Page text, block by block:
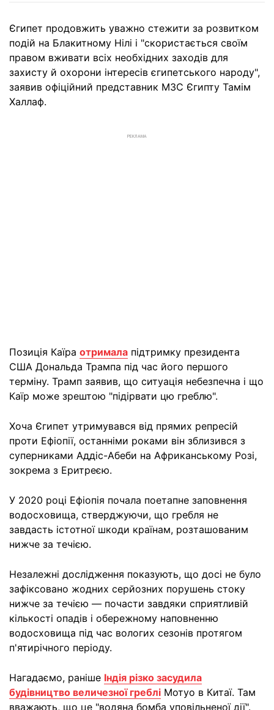
Єгипет продовжить уважно стежити за розвитком
подій на Блакитному Нілі і "скористається своїм
правом вживати всіх необхідних заходів для
захисту й охорони інтересів єгипетського народу",
заявив офіційний представник МЗС Єгипту Тамім
Халлаф.
РЕКЛАМА
Позиція Каїра отримала підтримку президента
США Дональда Трампа під час його першого
терміну. Трамп заявив, що ситуація небезпечна і що
Каїр може зрештою "підірвати цю греблю".
Хоча Єгипет утримувався від прямих репресій
проти Ефіопії, останніми роками він зблизився з
суперниками Аддіс-Абеби на Африканському Розі,
зокрема з Еритреєю.
У 2020 році Ефіопія почала поетапне заповнення
водосховища, стверджуючи, що гребля не
завдасть істотної шкоди країнам, розташованим
нижче за течією.
Незалежні дослідження показують, що досі не було
зафіксовано жодних серйозних порушень стоку
нижче за течією — почасти завдяки сприятливій
кількості опадів і обережному наповненню
водосховища під час вологих сезонів протягом
п'ятирічного періоду.
Нагадаємо, раніше Індія різко засудила
будівництво величезної греблі Мотуо в Китаї. Там
вважають, що це "водяна бомба уповільненої дії".